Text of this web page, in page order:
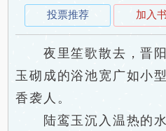
投票推荐 加入
夜里笙歌散去，晋阳
玉砌成的浴池宽广如小
香袭人。
陆鸾玉沉入温热的水